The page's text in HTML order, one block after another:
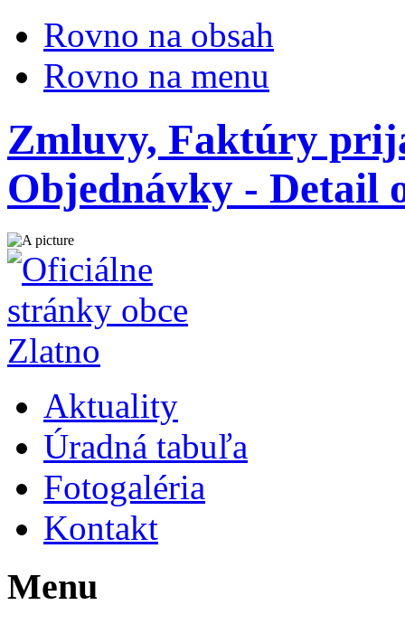
Rovno na obsah
Rovno na menu
Zmluvy, Faktúry
Objednávky - Detail
Aktuality
Úradná tabuľa
Fotogaléria
Kontakt
Menu